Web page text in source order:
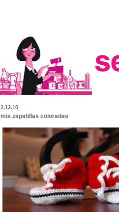
2.12.10
mis zapatillas coloradas